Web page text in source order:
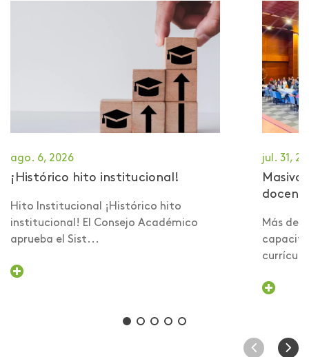
ago. 6, 2026
¡Histórico hito institucional!
Hito Institucional ¡Histórico hito
institucional! El Consejo Académico
aprueba el Sist...
jul. 31,
Más de